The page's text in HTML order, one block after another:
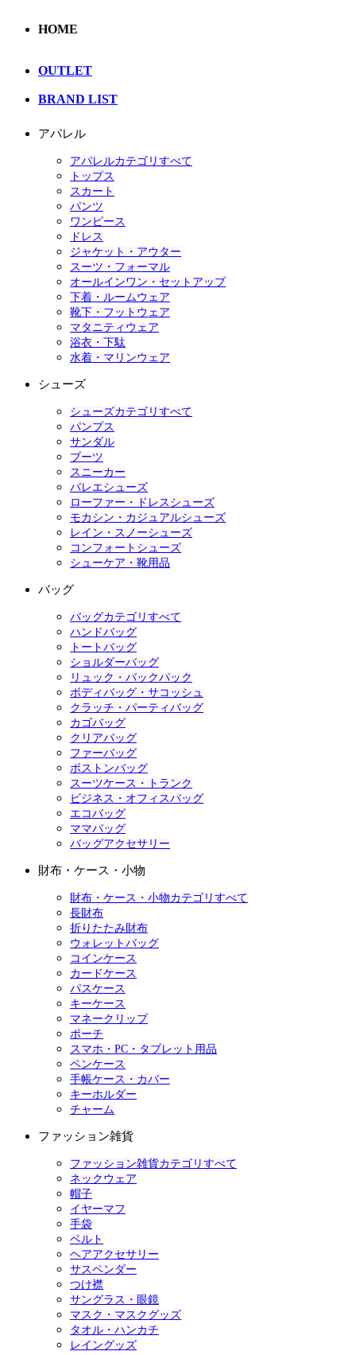
HOME
OUTLET
BRAND LIST
アパレル
アパレルカテゴリすべて
トップス
スカート
パンツ
ワンピース
ドレス
ジャケット・アウター
スーツ・フォーマル
オールインワン・セットアップ
下着・ルームウェア
靴下・フットウェア
マタニティウェア
浴衣・下駄
水着・マリンウェア
シューズ
シューズカテゴリすべて
パンプス
サンダル
ブーツ
スニーカー
バレエシューズ
ローファー・ドレスシューズ
モカシン・カジュアルシューズ
レイン・スノーシューズ
コンフォートシューズ
シューケア・靴用品
バッグ
バッグカテゴリすべて
ハンドバッグ
トートバッグ
ショルダーバッグ
リュック・バックパック
ボディバッグ・サコッシュ
クラッチ・パーティバッグ
カゴバッグ
クリアバッグ
ファーバッグ
ボストンバッグ
スーツケース・トランク
ビジネス・オフィスバッグ
エコバッグ
ママバッグ
バッグアクセサリー
財布・ケース・小物
財布・ケース・小物カテゴリすべて
長財布
折りたたみ財布
ウォレットバッグ
コインケース
カードケース
パスケース
キーケース
マネークリップ
ポーチ
スマホ・PC・タブレット用品
ペンケース
手帳ケース・カバー
キーホルダー
チャーム
ファッション雑貨
ファッション雑貨カテゴリすべて
ネックウェア
帽子
イヤーマフ
手袋
ベルト
ヘアアクセサリー
サスペンダー
つけ襟
サングラス・眼鏡
マスク・マスクグッズ
タオル・ハンカチ
レイングッズ